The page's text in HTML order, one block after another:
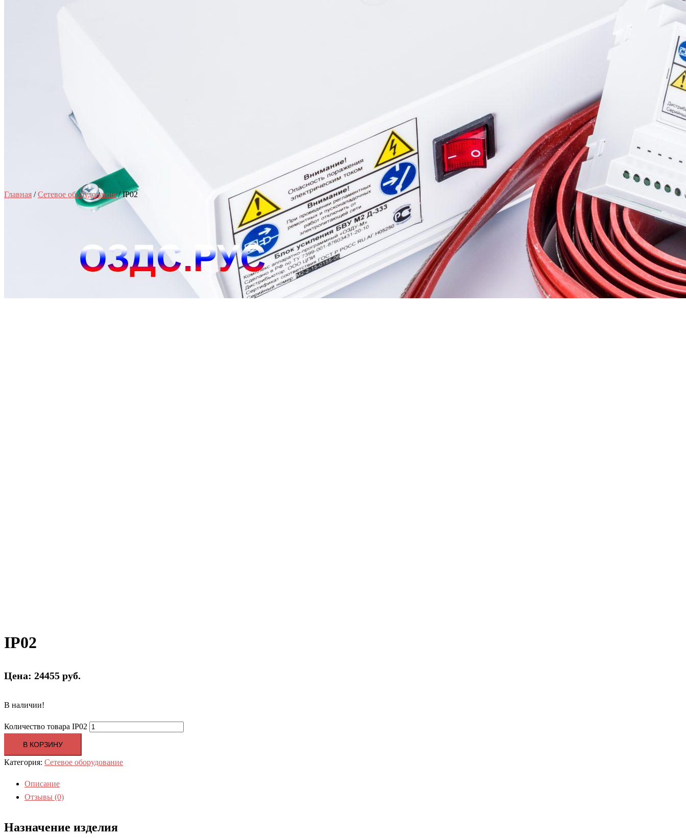
Главная /Сетевое оборудование/ IP02
IP02
Цена: 24455 руб.
В наличии!
Количество товара IP02
В КОРЗИНУ
Категория: Сетевое оборудование
Описание
Отзывы (0)
Назначение изделия